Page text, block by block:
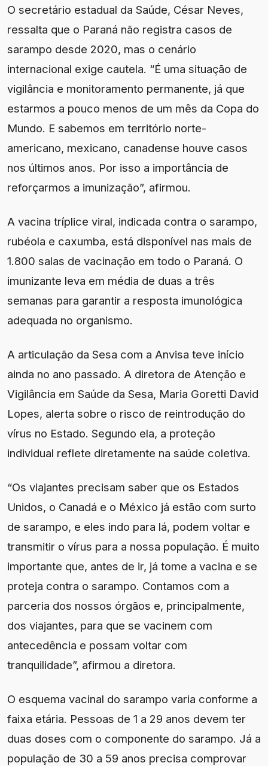
O secretário estadual da Saúde, César Neves,
ressalta que o Paraná não registra casos de
sarampo desde 2020, mas o cenário
internacional exige cautela. “É uma situação de
vigilância e monitoramento permanente, já que
estarmos a pouco menos de um mês da Copa do
Mundo. E sabemos em território norte-
americano, mexicano, canadense houve casos
nos últimos anos. Por isso a importância de
reforçarmos a imunização”, afirmou.
A vacina tríplice viral, indicada contra o sarampo,
rubéola e caxumba, está disponível nas mais de
1.800 salas de vacinação em todo o Paraná. O
imunizante leva em média de duas a três
semanas para garantir a resposta imunológica
adequada no organismo.
A articulação da Sesa com a Anvisa teve início
ainda no ano passado. A diretora de Atenção e
Vigilância em Saúde da Sesa, Maria Goretti David
Lopes, alerta sobre o risco de reintrodução do
vírus no Estado. Segundo ela, a proteção
individual reflete diretamente na saúde coletiva.
“Os viajantes precisam saber que os Estados
Unidos, o Canadá e o México já estão com surto
de sarampo, e eles indo para lá, podem voltar e
transmitir o vírus para a nossa população. É muito
importante que, antes de ir, já tome a vacina e se
proteja contra o sarampo. Contamos com a
parceria dos nossos órgãos e, principalmente,
dos viajantes, para que se vacinem com
antecedência e possam voltar com
tranquilidade”, afirmou a diretora.
O esquema vacinal do sarampo varia conforme a
faixa etária. Pessoas de 1 a 29 anos devem ter
duas doses com o componente do sarampo. Já a
população de 30 a 59 anos precisa comprovar